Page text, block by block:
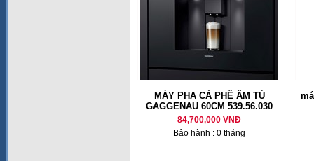
MÁY PHA CÀ PHÊ ÂM TỦ
GAGGENAU 60CM 539.56.030
84,700,000 VNĐ
Bảo hành : 0 tháng